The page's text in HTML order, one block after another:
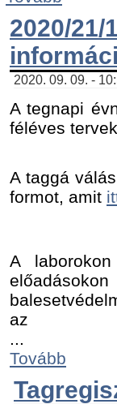
2020/
2020. 09. 09. -
A tegnapi
féléves
A taggá
formot, amit
A
az ﻿
Tovább